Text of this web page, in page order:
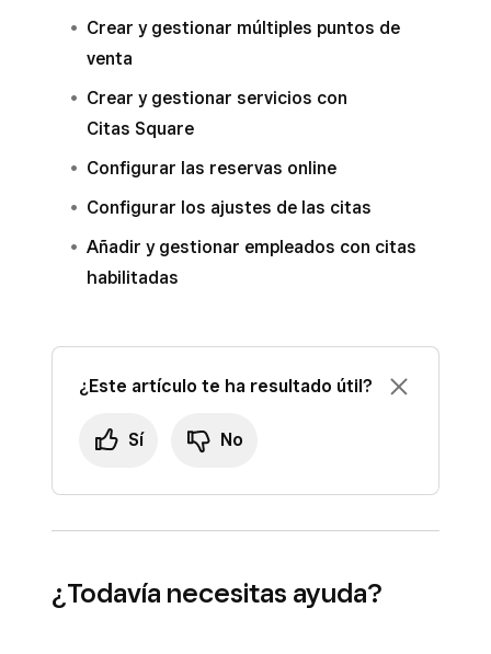
Crear y gestionar múltiples puntos de
venta
Crear y gestionar servicios con
Citas Square
Configurar las reservas online
Configurar los ajustes de las citas
Añadir y gestionar empleados con citas
habilitadas
¿Este artículo te ha resultado útil?
Sí No
¿Todavía necesitas ayuda?